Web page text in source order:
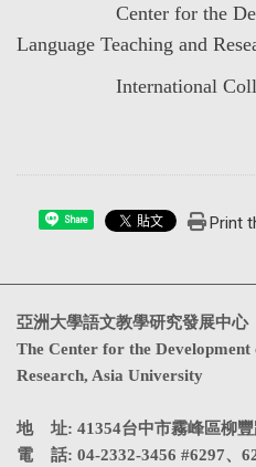
Center for the
Language Teaching and
International
Share Print
亞洲大學語文教學研究發展中心
The Center for the Development
Research, Asia University
地 址: 41354台中市霧峰區柳豐
電 話: 04-2332-3456 #6297、